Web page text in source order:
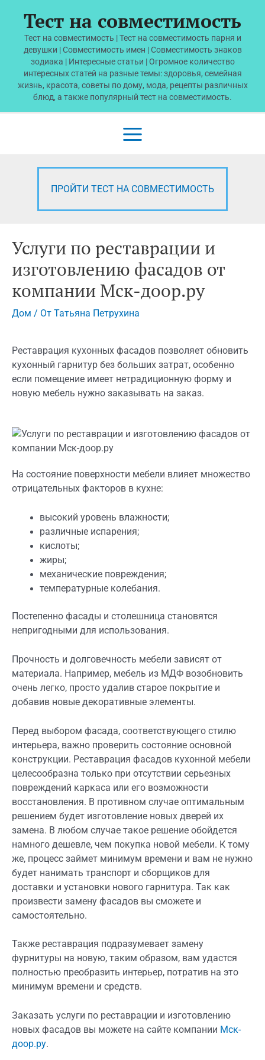
содержимому
Тест на совместимость
Тест на совместимость | Тест на совместимость парня и
девушки | Совместимость имен | Совместимость знаков
зодиака | Интересные статьи | Огромное количество
интересных статей на разные темы: здоровья, семейная
жизнь, красота, советы по дому, мода, рецепты различных
блюд, а также популярный тест на совместимость.
Main
Menu
ПРОЙТИ ТЕСТ НА СОВМЕСТИМОСТЬ
Услуги по реставрации и
изготовлению фасадов от
компании Мск-доор.ру
Дом / От Татьяна Петрухина
Реставрация кухонных фасадов позволяет обновить
кухонный гарнитур без больших затрат, особенно
если помещение имеет нетрадиционную форму и
новую мебель нужно заказывать на заказ.
На состояние поверхности мебели влияет множество
отрицательных факторов в кухне:
высокий уровень влажности;
различные испарения;
кислоты;
жиры;
механические повреждения;
температурные колебания.
Постепенно фасады и столешница становятся
непригодными для использования.
Прочность и долговечность мебели зависят от
материала. Например, мебель из МДФ возобновить
очень легко, просто удалив старое покрытие и
добавив новые декоративные элементы.
Перед выбором фасада, соответствующего стилю
интерьера, важно проверить состояние основной
конструкции. Реставрация фасадов кухонной мебели
целесообразна только при отсутствии серьезных
повреждений каркаса или его возможности
восстановления. В противном случае оптимальным
решением будет изготовление новых дверей их
замена. В любом случае такое решение обойдется
намного дешевле, чем покупка новой мебели. К тому
же, процесс займет минимум времени и вам не нужно
будет нанимать транспорт и сборщиков для
доставки и установки нового гарнитура. Так как
произвести замену фасадов вы сможете и
самостоятельно.
Также реставрация подразумевает замену
фурнитуры на новую, таким образом, вам удастся
полностью преобразить интерьер, потратив на это
минимум времени и средств.
Заказать услуги по реставрации и изготовлению
новых фасадов вы можете на сайте компании Мск-
доор.ру.